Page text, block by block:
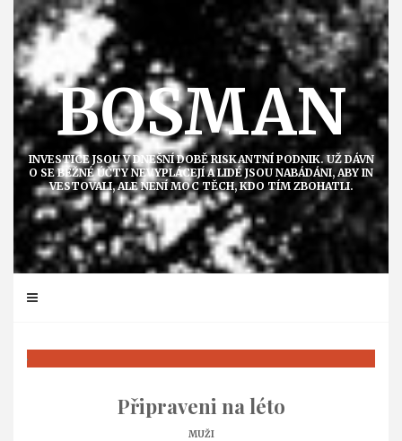
Přejít
obsahu
BOSMAN
INVESTICE JSOU V DNEŠNÍ DOBĚ RISKANTNÍ PODNIK. UŽ DÁVN
O SE BĚŽNÉ ÚČTY NEVYPLÁCEJÍ A LIDÉ JSOU NABÁDÁNI, ABY IN
VESTOVALI, ALE NENÍ MOC TĚCH, KDO TÍM ZBOHATLI.
Připraveni na léto
MUŽI